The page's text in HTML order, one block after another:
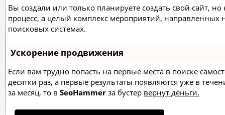
Вы создали или только планируете создать свой сайт,
процесс, а целый комплекс мероприятий,
поисковых системах.
Ускорение продвижения
Если вам трудно попасть на первые места в поиске
десятки раз, а первые результаты появляются уже в
за месяц, то в SeoHammer за бустер вернут деньги.